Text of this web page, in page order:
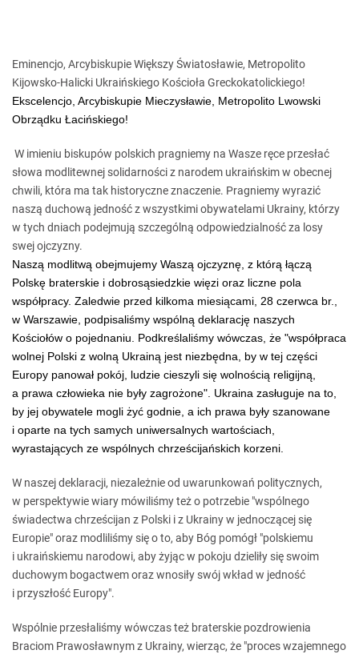
Eminencjo, Arcybiskupie Większy Światosławie, Metropolito
Kijowsko-Halicki Ukraińskiego Kościoła Greckokatolickiego!
Ekscelencjo, Arcybiskupie Mieczysławie, Metropolito Lwowski
Obrządku Łacińskiego!
W imieniu biskupów polskich pragniemy na Wasze ręce przesłać
słowa modlitewnej solidarności z narodem ukraińskim w obecnej
chwili, która ma tak historyczne znaczenie. Pragniemy wyrazić
naszą duchową jedność z wszystkimi obywatelami Ukrainy, którzy
w tych dniach podejmują szczególną odpowiedzialność za losy
swej ojczyzny.
Naszą modlitwą obejmujemy Waszą ojczyznę, z którą łączą
Polskę braterskie i dobrosąsiedzkie więzi oraz liczne pola
współpracy. Zaledwie przed kilkoma miesiącami, 28 czerwca br.,
w Warszawie, podpisaliśmy wspólną deklarację naszych
Kościołów o pojednaniu. Podkreślaliśmy wówczas, że "współpraca
wolnej Polski z wolną Ukrainą jest niezbędna, by w tej części
Europy panował pokój, ludzie cieszyli się wolnością religijną,
a prawa człowieka nie były zagrożone". Ukraina zasługuje na to,
by jej obywatele mogli żyć godnie, a ich prawa były szanowane
i oparte na tych samych uniwersalnych wartościach,
wyrastających ze wspólnych chrześcijańskich korzeni.
W naszej deklaracji, niezależnie od uwarunkowań politycznych,
w perspektywie wiary mówiliśmy też o potrzebie "wspólnego
świadectwa chrześcijan z Polski i z Ukrainy w jednoczącej się
Europie" oraz modliliśmy się o to, aby Bóg pomógł "polskiemu
i ukraińskiemu narodowi, aby żyjąc w pokoju dzieliły się swoim
duchowym bogactwem oraz wnosiły swój wkład w jedność
i przyszłość Europy".
Wspólnie przesłaliśmy wówczas też braterskie pozdrowienia
Braciom Prawosławnym z Ukrainy, wierząc, że "proces wzajemnego